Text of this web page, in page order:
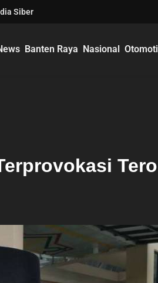
Siber
Banten Raya Nasional